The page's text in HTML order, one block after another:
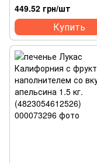
449.52 грн/шт
Купить